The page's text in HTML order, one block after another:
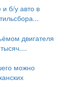
б/у авто в
двигателя
можно